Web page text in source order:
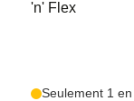
'n' Flex
Seulement 1